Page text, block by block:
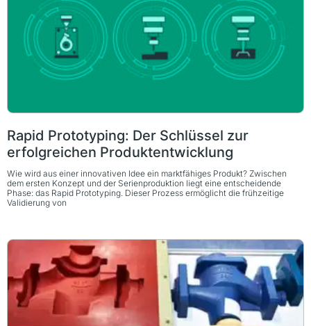
Rapid Prototyping: Der Schlüssel zur
erfolgreichen Produktentwicklung
Wie wird aus einer innovativen Idee ein marktfähiges Produkt? Zwischen
dem ersten Konzept und der Serienproduktion liegt eine entscheidende
Phase: das Rapid Prototyping. Dieser Prozess ermöglicht die frühzeitige
Validierung von